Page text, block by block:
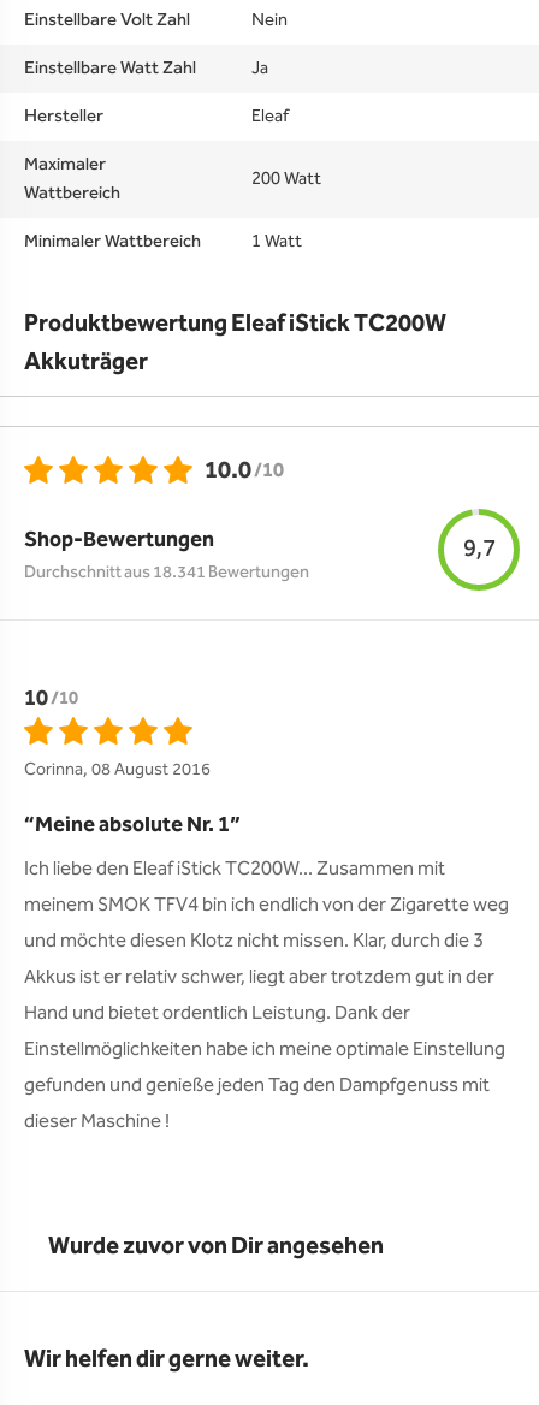
Einstellbare Volt Zahl
Nein
Einstellbare Watt Zahl
Ja
Hersteller
Eleaf
Maximaler
Wattbereich
200 Watt
Minimaler Wattbereich 1 Watt
Produktbewertung Eleaf iStick TC200W
Akkuträger
10.0/10
Shop-Bewertungen
Durchschnitt aus 18.341 Bewertungen
9,7
10/10
Corinna, 08 August 2016
Meine absolute Nr. 1
Ich liebe den Eleaf iStick TC200W... Zusammen mit
meinem SMOK TFV4 bin ich endlich von der Zigarette weg
und möchte diesen Klotz nicht missen. Klar, durch die 3
Akkus ist er relativ schwer, liegt aber trotzdem gut in der
Hand und bietet ordentlich Leistung. Dank der
Einstellmöglichkeiten habe ich meine optimale Einstellung
gefunden und genieße jeden Tag den Dampfgenuss mit
dieser Maschine !
Wurde zuvor von Dir angesehen
Wir helfen dir gerne weiter.